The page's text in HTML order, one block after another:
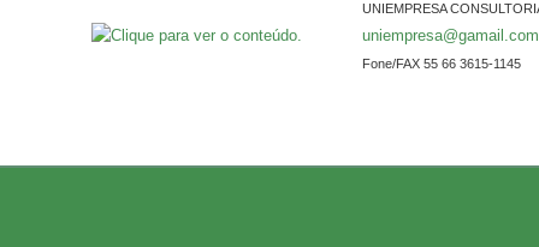
UNIEMPRESA
uniempresa@gamail.com
Fone/FAX 55 66 3615-1145